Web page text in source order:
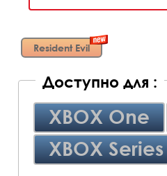
Resident Evil
Доступно для :
XBOX One
XBOX Series